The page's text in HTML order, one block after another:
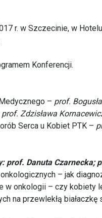
r. w Szczecinie, w
Konferencji.
– prof.
prof. Zdzisława
Serca u Kobiet PTK –
prof. Danuta Czarnecka;
– jak
w onkologii – czy kobiety
na przewlekłą